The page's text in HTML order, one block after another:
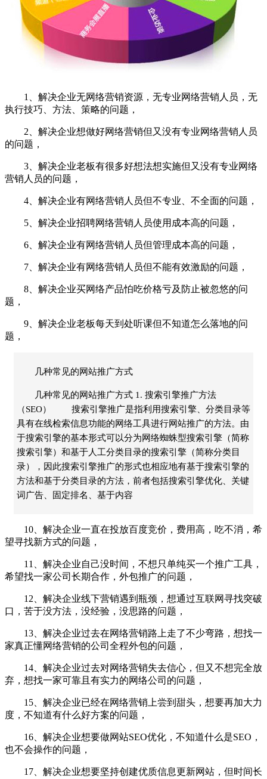
1、解决企业无网络营销资源，无专业网络营销人员，无
执行技巧、方法、策略的问题，
2、解决企业想做好网络营销但又没有专业网络营销人员
的问题，
3、解决企业老板有很多好想法想实施但又没有专业网络
营销人员的问题，
4、解决企业有网络营销人员但不专业、不全面的问题，
5、解决企业招聘网络营销人员使用成本高的问题，
6、解决企业有网络营销人员但管理成本高的问题，
7、解决企业有网络营销人员但不能有效激励的问题，
8、解决企业买网络产品怕吃价格亏及防止被忽悠的问
题，
9、解决企业老板每天到处听课但不知道怎么落地的问
题，
几种常见的网站推广方式
几种常见的网站推广方式 1. 搜索引擎推广方法
（SEO） 搜索引擎推广是指利用搜索引擎、分类目录等
具有在线检索信息功能的网络工具进行网站推广的方法。由
于搜索引擎的基本形式可以分为网络蜘蛛型搜索引擎（简称
搜索引擎）和基于人工分类目录的搜索引擎（简称分类目
录），因此搜索引擎推广的形式也相应地有基于搜索引擎的
方法和基于分类目录的方法，前者包括搜索引擎优化、关键
词广告、固定排名、基于内容
10、解决企业一直在投放百度竞价，费用高，吃不消，希
望寻找新方式的问题，
11、解决企业自己没时间，不想只单纯买一个推广工具，
希望找一家公司长期合作，外包推广的问题，
12、解决企业线下营销遇到瓶颈，想通过互联网寻找突破
口，苦于没方法，没经验，没思路的问题，
13、解决企业过去在网络营销路上走了不少弯路，想找一
家真正懂网络营销的公司全程外包的问题，
14、解决企业过去对网络营销失去信心，但又不想完全放
弃，想找一家可靠且有实力的网络公司的问题，
15、解决企业已经在网络营销上尝到甜头，想要再加大力
度，不知道有什么好方案的问题，
16、解决企业想要做网站SEO优化，不知道什么是SEO，
也不会操作的问题，
17、解决企业想要坚持创建优质信息更新网站，但时间长